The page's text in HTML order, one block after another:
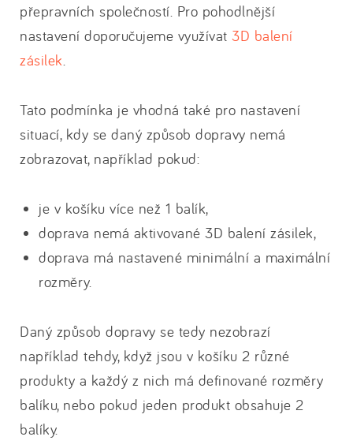
přepravních společností. Pro pohodlnější
nastavení doporučujeme využívat 3D balení
zásilek
Tato podmínka je vhodná také pro nastavení
situací, kdy se daný způsob dopravy nemá
zobrazovat, například pokud:
je v košíku více než 1 balík,
doprava nemá aktivované 3D balení zásilek,
doprava má nastavené minimální a maximální
rozměry.
Daný způsob dopravy se tedy nezobrazí
například tehdy, když jsou v košíku 2 různé
produkty a každý z nich má definované rozměry
balíku, nebo pokud jeden produkt obsahuje 2
balíky.